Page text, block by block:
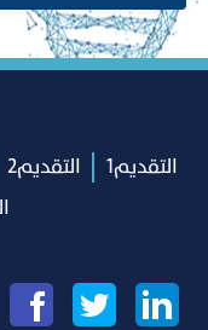
التقديم1 التقديم2